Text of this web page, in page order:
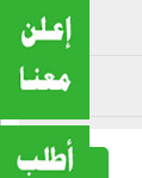
المزيد